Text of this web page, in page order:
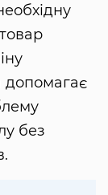
допомагає
без